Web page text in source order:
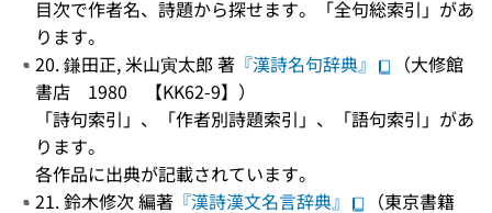
目次で作者名、詩題から探せます。「全句総索引」があ
ります。
20. 鎌田正, 米山寅太郎 著 『漢詩名句辞典』
（大修館
書店 1980 【KK62-9】）
「詩句索引」、「作者別詩題索引」、「語句索引」があ
ります。
各作品に出典が記載されています。
21. 鈴木修次 編著 『漢詩漢文名言辞典』
（東京書籍